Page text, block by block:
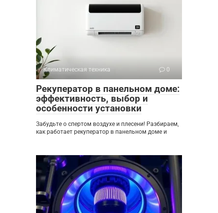
Климатическая техника 0
Рекуператор в панельном доме:
эффективность, выбор и
особенности установки
Забудьте о спертом воздухе и плесени! Разбираем,
как работает рекуператор в панельном доме и